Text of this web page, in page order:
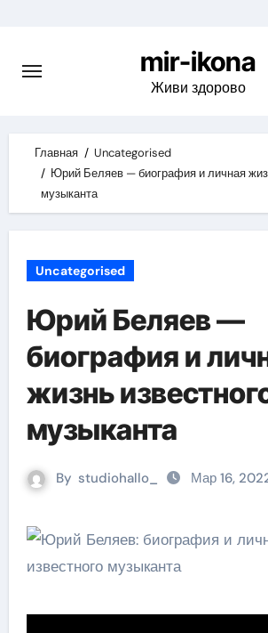
content
mir-ikona
Живи здорово
Главная
Uncategorised
Юрий Беляев — биография и личная
музыканта
Uncategorised
Юрий Беляев —
биография и
жизнь
музыканта
By studiohallo_ Мар 16,